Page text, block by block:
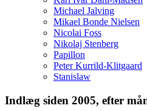
Michael Jalving
Mikael Bonde Nielsen
Nicolai Foss
Nikolaj Stenberg
Papillon
Peter Kurrild-Klitgaard
Stanislaw
Indlæg siden 2005, efter